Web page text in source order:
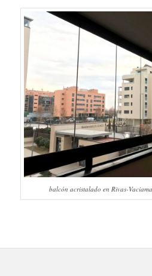
balcón acristalado en Rivas-